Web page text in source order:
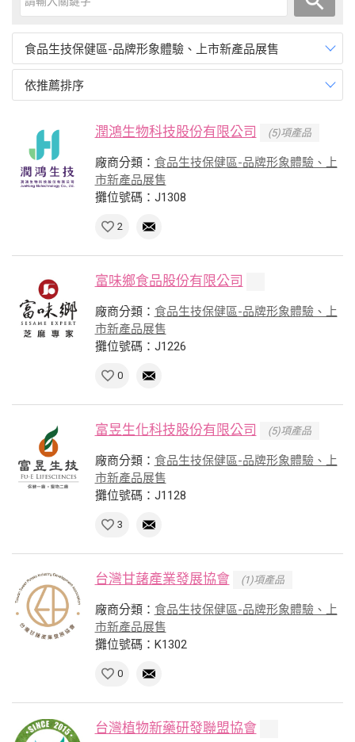
食品生技保健區-品牌形象體驗、上市新產品展售
依推薦排序
潤鴻生物科技股份有限公司 (5)項產品
廠商分類： 食品生技保健區-品牌形象體驗、上
市新產品展售
攤位號碼：J1308
2
富味鄉食品股份有限公司
廠商分類： 食品生技保健區-品牌形象體驗、上
市新產品展售
攤位號碼：J1226
0
富昱生化科技股份有限公司 (5)項產品
廠商分類： 食品生技保健區-品牌形象體驗、上
市新產品展售
攤位號碼：J1128
3
台灣甘藷產業發展協會 (1)項產品
廠商分類： 食品生技保健區-品牌形象體驗、上
市新產品展售
攤位號碼：K1302
0
台灣植物新藥研發聯盟協會